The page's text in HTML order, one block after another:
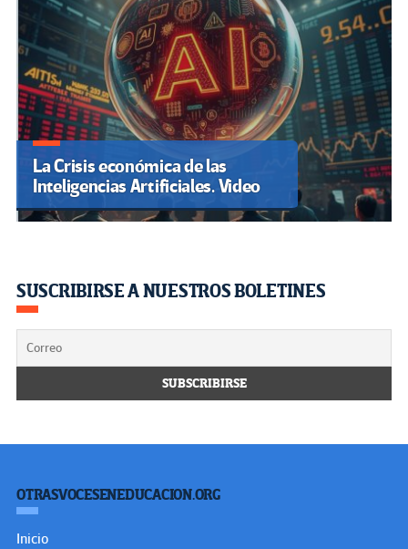
La Crisis económica de las
Inteligencias Artificiales. Video
SUSCRIBIRSE A NUESTROS BOLETINES
OTRASVOCESENEDUCACION.ORG
Inicio